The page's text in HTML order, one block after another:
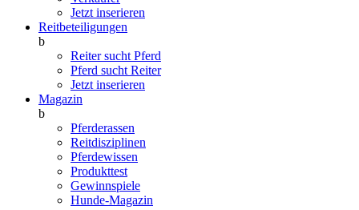
Jetzt inserieren
Reitbeteiligungen
b
Reiter sucht Pferd
Pferd sucht Reiter
Jetzt inserieren
Magazin
b
Pferderassen
Reitdisziplinen
Pferdewissen
Produkttest
Gewinnspiele
Hunde-Magazin